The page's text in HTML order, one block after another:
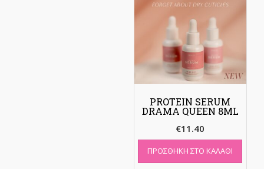
PROTEIN SERUM
DRAMA QUEEN 8ML
€11.40
ΠΡΟΣΘΉΚΗ ΣΤΟ ΚΑΛΆΘΙ